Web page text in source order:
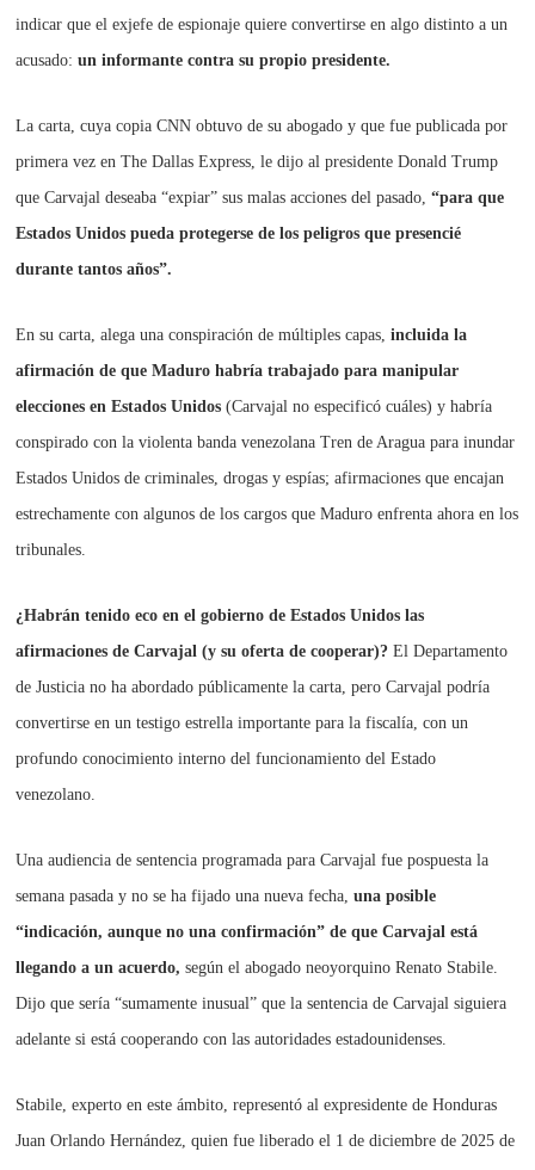
indicar que el exjefe de espionaje quiere convertirse en algo distinto a un
acusado:un informante contra su propio presidente.
La carta, cuya copia CNN obtuvo de su abogado y que fue publicada por
primera vez en The Dallas Express, le dijo al presidente Donald Trump
que Carvajal deseaba “expiar” sus malas acciones del pasado,“para que
Estados Unidos pueda protegerse de los peligros que presencié
durante tantos años”.
En su carta, alega una conspiración de múltiples capas,incluida la
afirmación de que Maduro habría trabajado para manipular
elecciones en Estados Unidos (Carvajal no especificó cuáles) y habría
conspirado con la violenta banda venezolana Tren de Aragua para inundar
Estados Unidos de criminales, drogas y espías; afirmaciones que encajan
estrechamente con algunos de los cargos que Maduro enfrenta ahora en los
tribunales.
¿Habrán tenido eco en el gobierno de Estados Unidos las
afirmaciones de Carvajal (y su oferta de cooperar)? El Departamento
de Justicia no ha abordado públicamente la carta, pero Carvajal podría
convertirse en un testigo estrella importante para la fiscalía, con un
profundo conocimiento interno del funcionamiento del Estado
venezolano.
Una audiencia de sentencia programada para Carvajal fue pospuesta la
semana pasada y no se ha fijado una nueva fecha,una posible
“indicación, aunque no una confirmación” de que Carvajal está
llegando a un acuerdo, según el abogado neoyorquino Renato Stabile.
Dijo que sería “sumamente inusual” que la sentencia de Carvajal siguiera
adelante si está cooperando con las autoridades estadounidenses.
Stabile, experto en este ámbito, representó al expresidente de Honduras
Juan Orlando Hernández, quien fue liberado el 1 de diciembre de 2025 de